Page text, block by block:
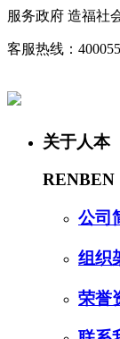
服务政府 造福社
客服热线：
关于人本
RENBEN
公司
组织
荣誉